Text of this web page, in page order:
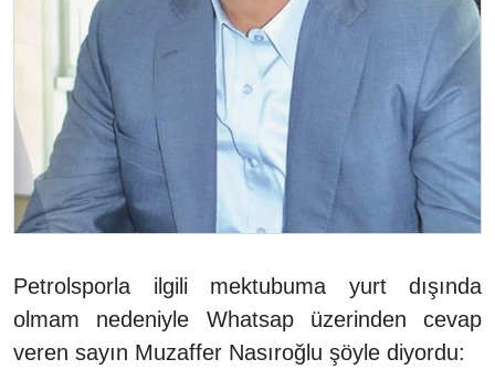
Petrolsporla ilgili mektubuma yurt dışında
olmam nedeniyle Whatsap üzerinden cevap
veren sayın Muzaffer Nasıroğlu şöyle diyordu: